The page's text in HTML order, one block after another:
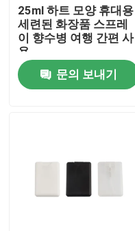
25ml 하트 모양 휴대용
세련된 화장품 스프레
이 향수병 여행 간편 사
용
문의 보내기